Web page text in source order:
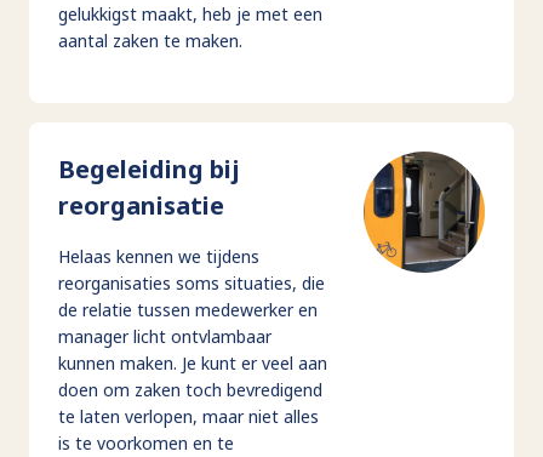
gelukkigst maakt, heb je met een
aantal zaken te maken.
Begeleiding bij
reorganisatie
Helaas kennen we tijdens
reorganisaties soms situaties, die
de relatie tussen medewerker en
manager licht ontvlambaar
kunnen maken. Je kunt er veel aan
doen om zaken toch bevredigend
te laten verlopen, maar niet alles
is te voorkomen en te